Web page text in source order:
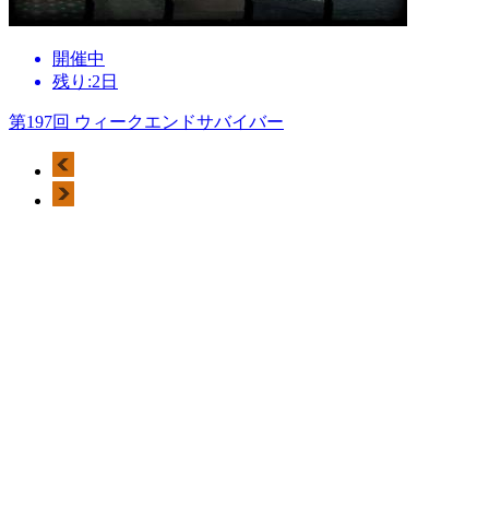
開催中
残り:2日
第197回 ウィークエンドサバイバー